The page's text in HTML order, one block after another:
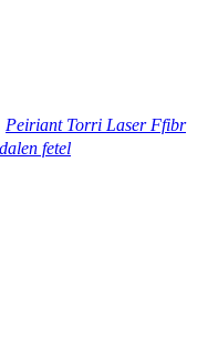
Peiriant Torri Laser Ffibr
fetel